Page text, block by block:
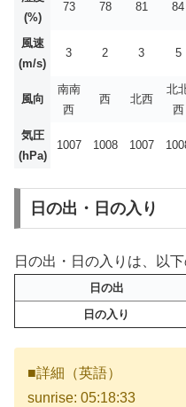
(%)
73 78 81 84
風速
(m/s)
3 2 3 5
風向
南南
西
西 北西
北
西
気圧
(hPa)
1007 1008 1007
日の出・日の入り
日の出・日の入りは、以下
日の出
日の入り
■詳細（英語）
sunrise: 05:18:33